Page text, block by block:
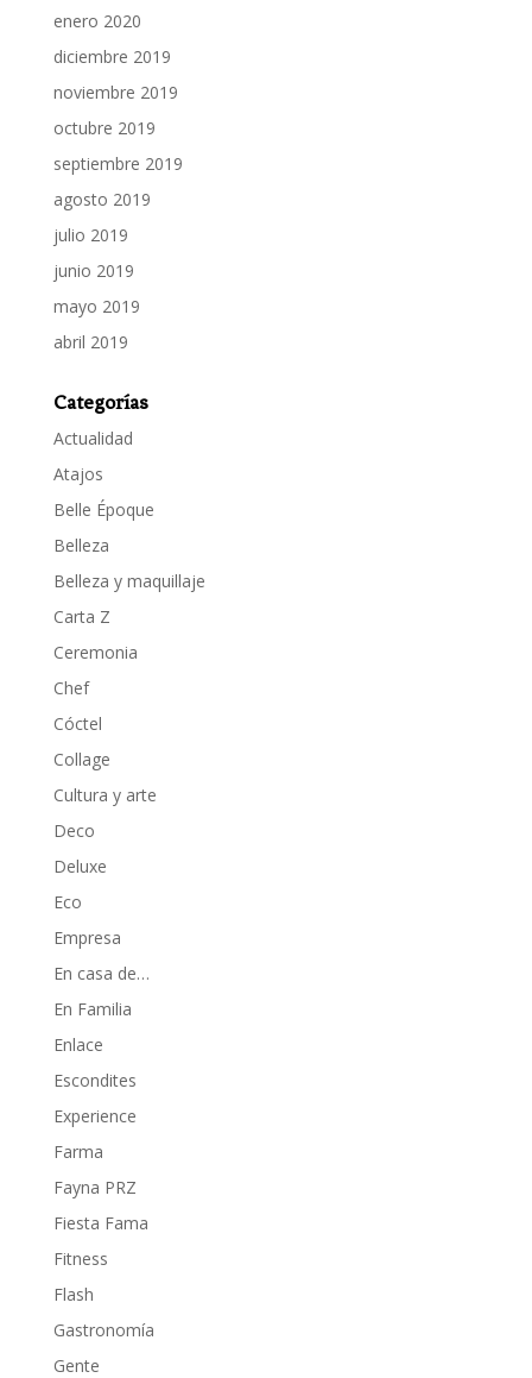
enero 2020
diciembre 2019
noviembre 2019
octubre 2019
septiembre 2019
agosto 2019
julio 2019
junio 2019
mayo 2019
abril 2019
Categorías
Actualidad
Atajos
Belle Époque
Belleza
Belleza y maquillaje
Carta Z
Ceremonia
Chef
Cóctel
Collage
Cultura y arte
Deco
Deluxe
Eco
Empresa
En casa de…
En Familia
Enlace
Escondites
Experience
Farma
Fayna PRZ
Fiesta Fama
Fitness
Flash
Gastronomía
Gente